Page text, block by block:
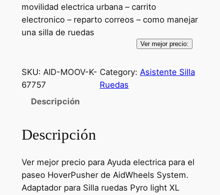
movilidad electrica urbana – carrito
electronico – reparto correos – como manejar
una silla de ruedas
Ver mejor precio:
SKU: AID-MOOV-K-
67757
Category: Asistente Silla
Ruedas
Descripción
Descripción
Ver mejor precio para Ayuda electrica para el
paseo HoverPusher de AidWheels System.
Adaptador para Silla ruedas Pyro light XL